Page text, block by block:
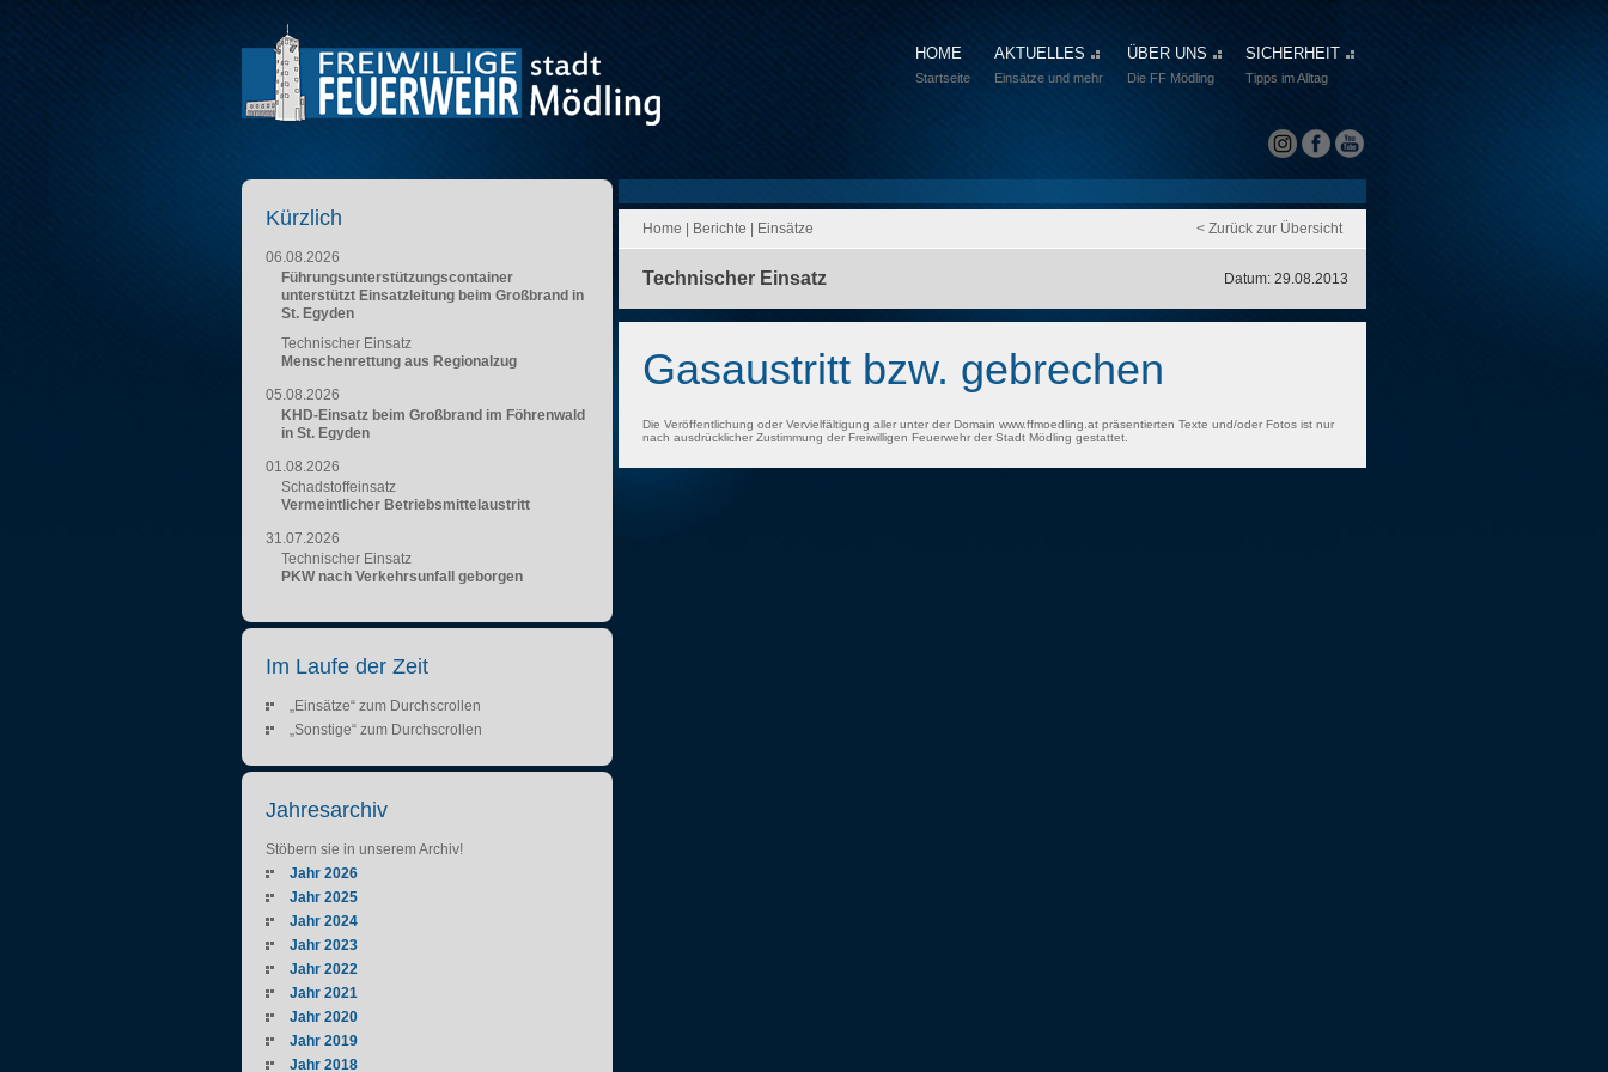
HOME
Startseite
AKTUELLES
Einsätze und mehr
ÜBER UNS
Die FF Mödling
SICHERHEIT
Tipps im Alltag
Home Berichte Einsätze < Zurück zur Übersicht
Technischer Einsatz Datum: 29.08.2013
Gasaustritt bzw. gebrechen
Die Veröffentlichung oder Vervielfältigung aller unter der Domain www.ffmoedling.at präsentierten Texte und/oder Fotos ist nur
nach ausdrücklicher Zustimmung der Freiwilligen Feuerwehr der Stadt Mödling gestattet.
Kürzlich
06.08.2026
Führungsunterstützungscontainer
unterstützt Einsatzleitung beim Großbrand in
St. Egyden
Technischer Einsatz
Menschenrettung aus Regionalzug
05.08.2026
KHD-Einsatz beim Großbrand im Föhrenwald
in St. Egyden
01.08.2026
Schadstoffeinsatz
Vermeintlicher Betriebsmittelaustritt
31.07.2026
Technischer Einsatz
PKW nach Verkehrsunfall geborgen
Im Laufe der Zeit
„Einsätze“ zum Durchscrollen
„Sonstige“ zum Durchscrollen
Jahresarchiv
Stöbern sie in unserem Archiv!
Jahr 2026
Jahr 2025
Jahr 2024
Jahr 2023
Jahr 2022
Jahr 2021
Jahr 2020
Jahr 2019
Jahr 2018